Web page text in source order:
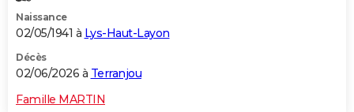
Naissance
02/05/1941 à Lys-Haut-Layon
Décès
02/06/2026 à Terranjou
Famille MARTIN